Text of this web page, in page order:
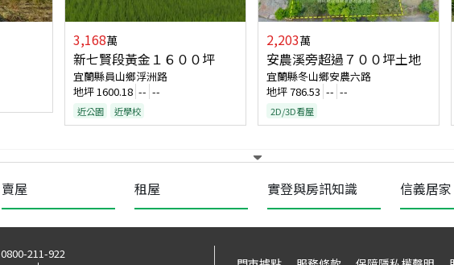
3,168萬
新七賢段黃金１６００坪
宜蘭縣員山鄉浮洲路
地坪1600.18 -- --
近公園 近學校
2,203萬
安農溪旁超過７００坪土地
宜蘭縣冬山鄉安農六路
地坪786.53 -- --
2D/3D看屋
賣屋 租屋 實登與房訊知識 信義居家
0800-211-922